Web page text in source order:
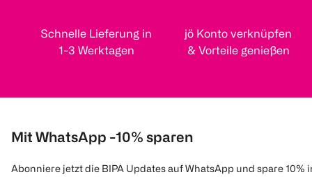
Schnelle Lieferung in
1-3 Werktagen
jö Konto verknüpfen
& Vorteile genießen
Mit WhatsApp -10% sparen
Abonniere jetzt die BIPA Updates auf WhatsApp und spare 10%